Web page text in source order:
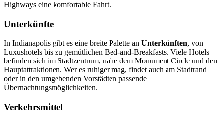
Highways eine komfortable Fahrt.
Unterkünfte
In Indianapolis gibt es eine breite Palette an Unterkünften, von
Luxushotels bis zu gemütlichen Bed-and-Breakfasts. Viele Hotels
befinden sich im Stadtzentrum, nahe dem Monument Circle und den
Hauptattraktionen. Wer es ruhiger mag, findet auch am Stadtrand
oder in den umgebenden Vorstädten passende
Übernachtungsmöglichkeiten.
Verkehrsmittel